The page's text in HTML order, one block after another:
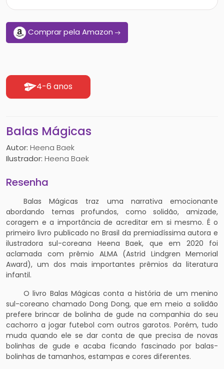
Comprar pela Amazon
4-6 anos
Balas Mágicas
Autor: Heena Baek
Ilustrador: Heena Baek
Resenha
Balas Mágicas traz uma narrativa emocionante
abordando temas profundos, como solidão, amizade,
coragem e a importância de acreditar em si mesmo. É o
primeiro livro publicado no Brasil da premiadíssima autora e
ilustradora sul-coreana Heena Baek, que em 2020 foi
aclamada com prêmio ALMA (Astrid Lindgren Memorial
Award), um dos mais importantes prêmios da literatura
infantil.
O livro Balas Mágicas conta a história de um menino
sul-coreano chamado Dong Dong, que em meio a solidão
prefere brincar de bolinha de gude na companhia do seu
cachorro a jogar futebol com outros garotos. Porém, tudo
muda quando ele se dar conta de que precisa de novas
bolinhas de gude e acaba ficando fascinado por balas-
bolinhas de tamanhos, estampas e cores diferentes.